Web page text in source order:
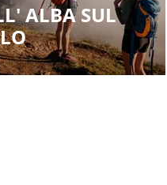
ALBA SUL